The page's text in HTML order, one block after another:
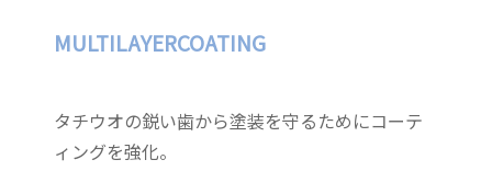
MULTILAYERCOATING
タチウオの鋭い歯から塗装を守るためにコーテ
ィングを強化。